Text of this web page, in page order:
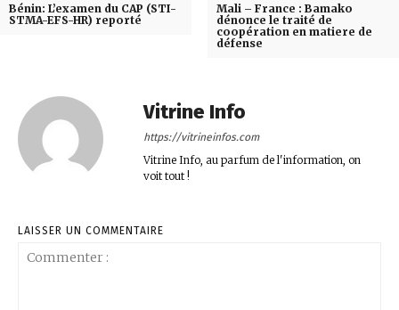
Bénin: L’examen du CAP (STI-
STMA-EFS-HR) reporté
Mali – France : Bamako
dénonce le traité de
coopération en matiere de
défense
Vitrine Info
https://vitrineinfos.com
Vitrine Info, au parfum de l'information, on
voit tout !
LAISSER UN COMMENTAIRE